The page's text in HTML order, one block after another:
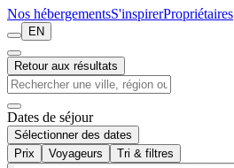
Nos hébergementsS'inspirerPropriétaires
EN
Retour aux résultats
Dates de séjour
Sélectionner des dates
Prix
Voyageurs Tri & filtres